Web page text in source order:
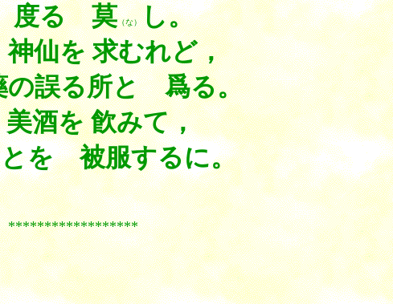
る 莫（な）し。
を 求むれど，
誤る所と 爲る。
を 飮みて，
とを 被服するに。